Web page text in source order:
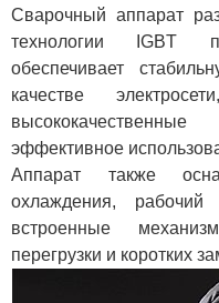
Сварочный аппарат
технологии IGBT
обеспечивает
качестве
эффективное
Аппарат также
охлаждения,
встроенные
перегрузки и коротких